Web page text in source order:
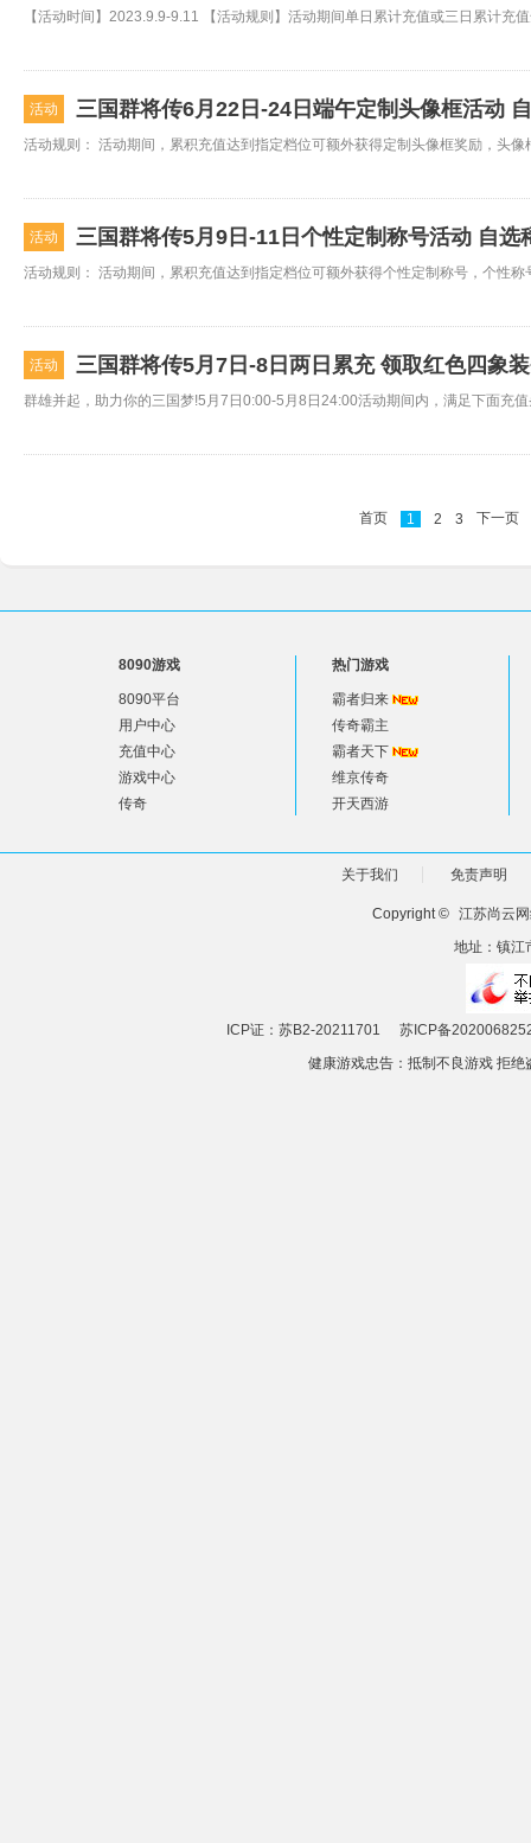
活动 三国群将传6月22日-24日端午定制头像框活动
活动 三国群将传5月9日-11日个性定制称号活动 自选
活动 三国群将传5月7日-8日两日累充 领取红色四象
首页 1 2 3 下一页
8090游戏
8090平台
用户中心
充值中心
游戏中心
传奇
热门游戏
霸者归来
传奇霸主
霸者天下
维京传奇
开天西游
关于我们 免责声明
Copyright © 江苏尚云
地址：镇江
ICP证：苏B2-20211701
苏ICP备
健康游戏忠告：抵制不良游戏 拒